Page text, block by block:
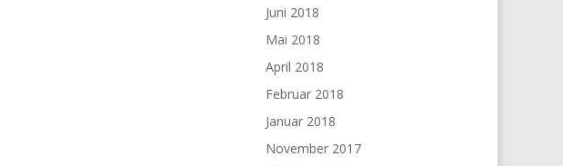
Juni 2018
Mai 2018
April 2018
Februar 2018
Januar 2018
November 2017